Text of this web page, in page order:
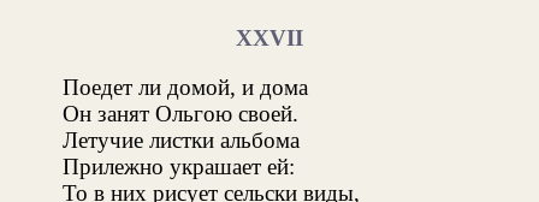
XXVII
Поедет ли домой, и дома
Он занят Ольгою своей.
Летучие листки альбома
Прилежно украшает ей:
То в них рисует сельски виды,